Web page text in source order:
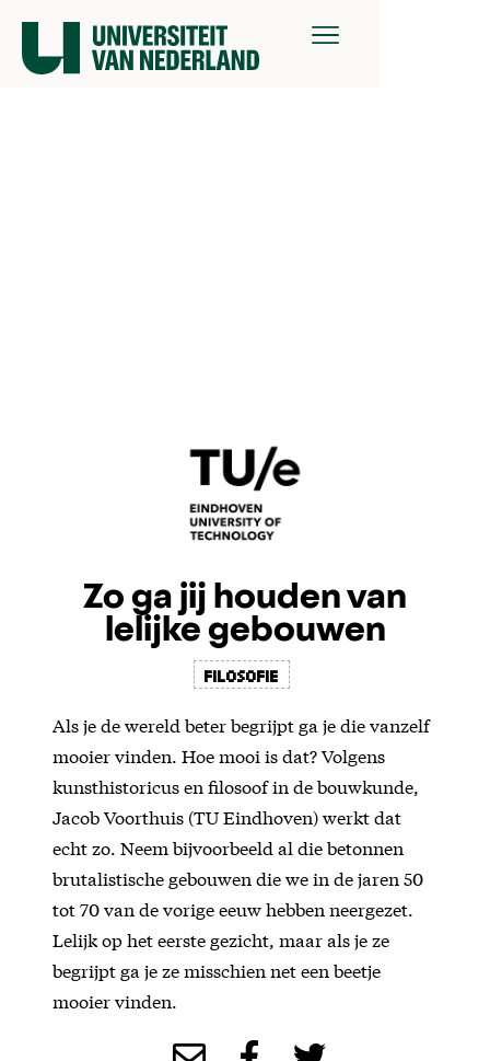
Zo ga jij houden van
lelijke gebouwen
filosofie
Als je de wereld beter begrijpt ga je die vanzelf
mooier vinden. Hoe mooi is dat? Volgens
kunsthistoricus en filosoof in de bouwkunde,
Jacob Voorthuis (TU Eindhoven) werkt dat
echt zo. Neem bijvoorbeeld al die betonnen
brutalistische gebouwen die we in de jaren 50
tot 70 van de vorige eeuw hebben neergezet.
Lelijk op het eerste gezicht, maar als je ze
begrijpt ga je ze misschien net een beetje
mooier vinden.